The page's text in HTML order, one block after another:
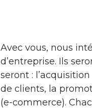
Avec vous, nous
d’entreprise. Ils
seront :
de clients, la
(e-commerce).